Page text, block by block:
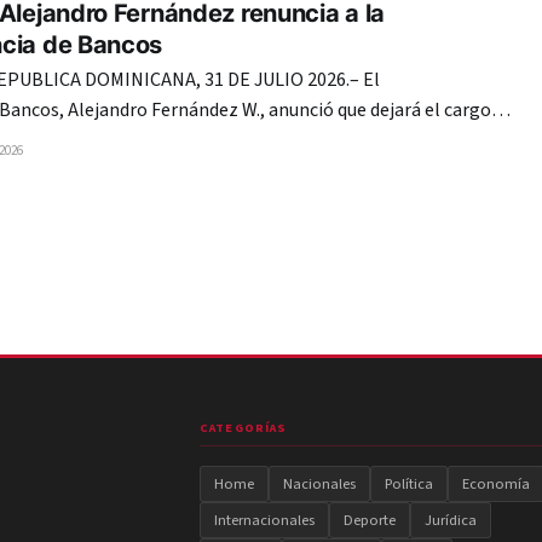
Fernández renuncia a la
de Bancos
DOMINICANA, 31 DE JULIO 2026.– El
Alejandro Fernández W., anunció que dejará el cargo al
el próximo 16 de agosto, luego de solicitar al presidente
CATEGORÍAS
Home Nacionales Política
Economía
Internacionales
Deporte Jurídica